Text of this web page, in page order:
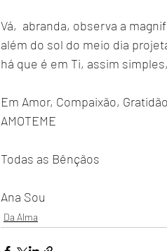
Vá,  abranda, observa a
além do sol do meio dia
há que é em Ti, assim
Em Amor, Compaixão,
AMOTEME
Todas as Bênçãos
Ana Sou
Da Alma